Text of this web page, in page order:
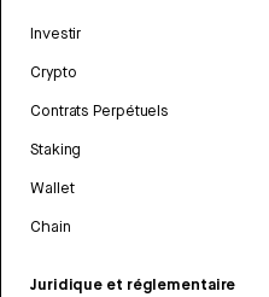
Investir
Crypto
Contrats Perpétuels
Staking
Wallet
Chain
Juridique et réglementaire